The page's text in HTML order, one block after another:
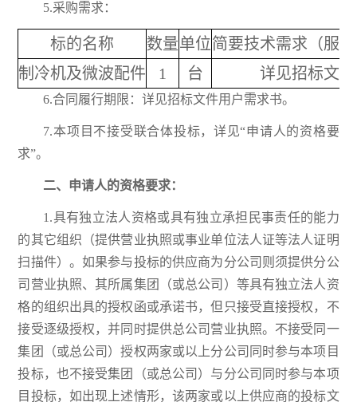
5.采购需求：
标的名称 数量单位简要技术需求（服
制冷机及微波配件
1 台 详见招标文件
6.合同履行期限：详见招标文件用户需求书。
7.本项目不接受联合体投标，详见“申请人的资格要
求”。
二、申请人的资格要求：
1.具有独立法人资格或具有独立承担民事责任的能力
的其它组织（提供营业执照或事业单位法人证等法人证明
扫描件）。如果参与投标的供应商为分公司则须提供分公
司营业执照、其所属集团（或总公司）等具有独立法人资
格的组织出具的授权函或承诺书，但只接受直接授权，不
接受逐级授权，并同时提供总公司营业执照。不接受同一
集团（或总公司）授权两家或以上分公司同时参与本项目
投标，也不接受集团（或总公司）与分公司同时参与本项
目投标，如出现上述情形，该两家或以上供应商的投标文